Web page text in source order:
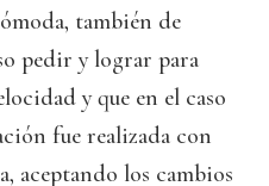
también de
pedir y lograr para
y que en el caso
fue realizada con
aceptando los cambios